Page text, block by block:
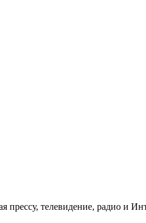
телевидение, радио и